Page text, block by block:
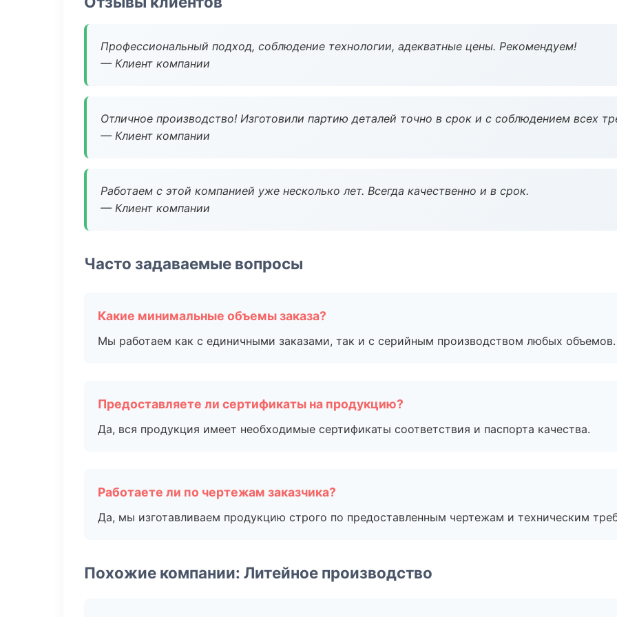
Профессиональный подход, соблюдение технологии, адекватные цены. Рекомендуем!
— Клиент компании
Отличное производство! Изготовили партию деталей точно в срок и с соблюдением всех
— Клиент компании
Работаем с этой компанией уже несколько лет. Всегда качественно и в срок.
— Клиент компании
Часто задаваемые вопросы
Какие минимальные объемы заказа?
Мы работаем как с единичными заказами, так и с серийным производством любых объемов.
Предоставляете ли сертификаты на продукцию?
Да, вся продукция имеет необходимые сертификаты соответствия и паспорта качества.
Работаете ли по чертежам заказчика?
Да, мы изготавливаем продукцию строго по предоставленным чертежам и техническим
Похожие компании: Литейное производство